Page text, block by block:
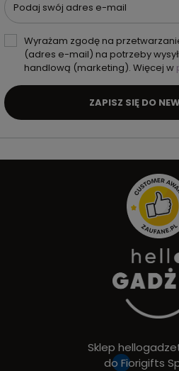
Podaj swój adres e-mail
Wyrażam zgodę na
(adres e-mail) na potrzeby
handlową (marketing). Więcej w
ZAPISZ SIĘ DO
Sklep
do Fiorigifts